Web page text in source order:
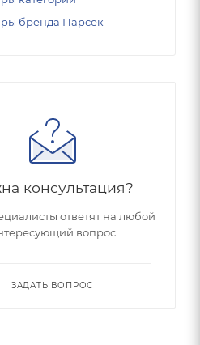
бренда Парсек
консультация?
ответят на любой
вопрос
ЗАДАТЬ ВОПРОС